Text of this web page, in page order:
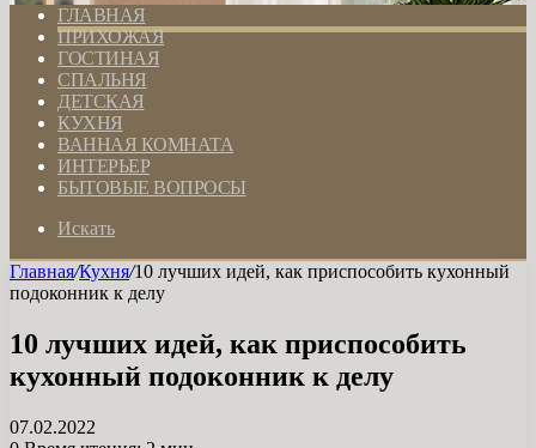
ГЛАВНАЯ
ПРИХОЖАЯ
ГОСТИНАЯ
СПАЛЬНЯ
ДЕТСКАЯ
КУХНЯ
ВАННАЯ КОМНАТА
ИНТЕРЬЕР
БЫТОВЫЕ ВОПРОСЫ
Искать
Главная/Кухня/10 лучших идей, как приспособить кухонный
подоконник к делу
10 лучших идей, как приспособить
кухонный подоконник к делу
07.02.2022